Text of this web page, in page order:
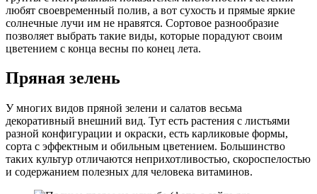
любят своевременный полив, а вот сухость и прямые яркие
солнечные лучи им не нравятся. Сортовое разнообразие
позволяет выбрать такие виды, которые порадуют своим
цветением с конца весны по конец лета.
Пряная зелень
У многих видов пряной зелени и салатов весьма
декоративный внешний вид. Тут есть растения с листьями
разной конфигурации и окраски, есть карликовые формы,
сорта с эффектным и обильным цветением. Большинство
таких культур отличаются неприхотливостью, скороспелостью
и содержанием полезных для человека витаминов.